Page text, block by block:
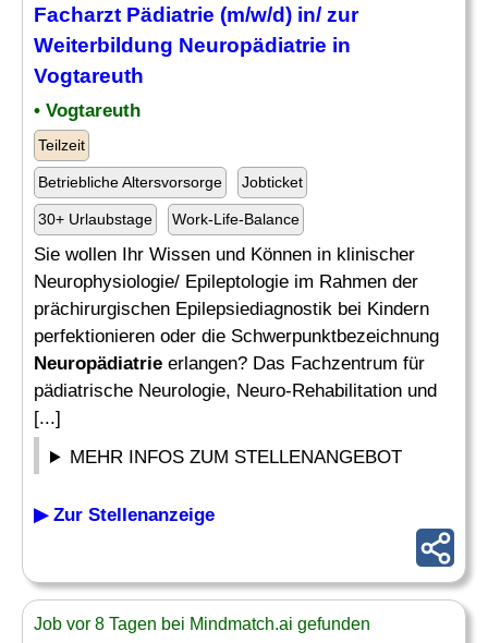
Facharzt Pädiatrie (m/w/d) in/ zur
Weiterbildung Neuropädiatrie in
Vogtareuth
• Vogtareuth
Teilzeit
Betriebliche Altersvorsorge Jobticket
30+ Urlaubstage Work-Life-Balance
Sie wollen Ihr Wissen und Können in klinischer
Neurophysiologie/ Epileptologie im Rahmen der
prächirurgischen Epilepsiediagnostik bei Kindern
perfektionieren oder die Schwerpunktbezeichnung
Neuropädiatrie erlangen? Das Fachzentrum für
pädiatrische Neurologie, Neuro-Rehabilitation und
[...]
MEHR INFOS ZUM STELLENANGEBOT
▶ Zur Stellenanzeige
Job vor 8 Tagen bei Mindmatch.ai gefunden